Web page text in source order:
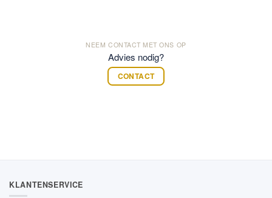
NEEM CONTACT MET ONS OP
Advies nodig?
CONTACT
KLANTENSERVICE